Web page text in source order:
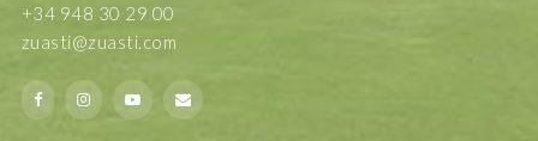
+34 948 30 29 00
zuasti@zuasti.com